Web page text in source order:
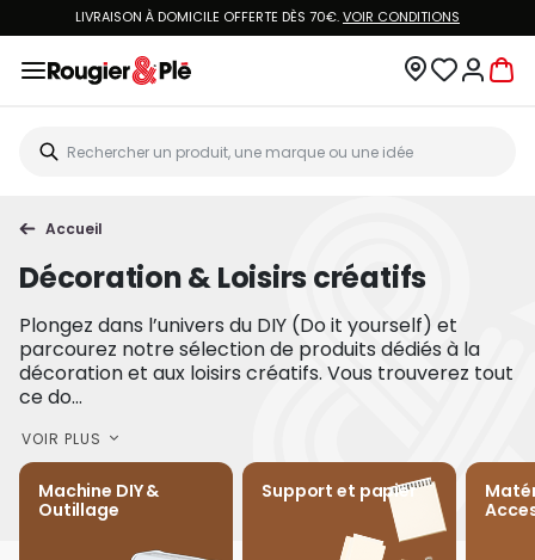
LIVRAISON À DOMICILE OFFERTE DÈS 70€.VOIR CONDITIONS
Accueil
Décoration & Loisirs créatifs
Plongez dans l’univers du DIY (Do it yourself) et
parcourez notre sélection de produits dédiés à la
décoration et aux loisirs créatifs. Vous trouverez tout
ce do...
VOIR PLUS
Machine DIY &
Outillage
Support et papier